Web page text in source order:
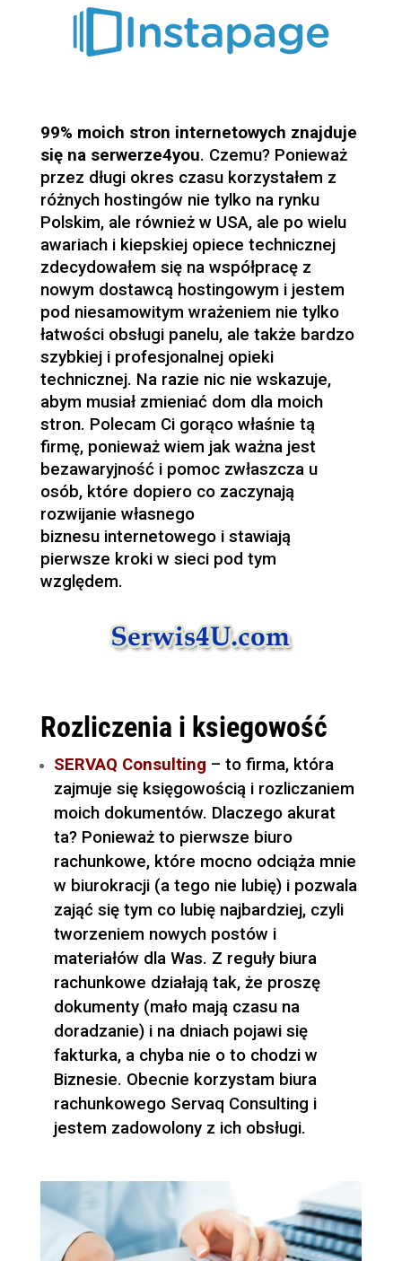
99% moich stron internetowych znajduje
się na serwerze4you. Czemu? Ponieważ
przez długi okres czasu korzystałem z
różnych hostingów nie tylko na rynku
Polskim, ale również w USA, ale po wielu
awariach i kiepskiej opiece technicznej
zdecydowałem się na współpracę z
nowym dostawcą hostingowym i jestem
pod niesamowitym wrażeniem nie tylko
łatwości obsługi panelu, ale także bardzo
szybkiej i profesjonalnej opieki
technicznej. Na razie nic nie wskazuje,
abym musiał zmieniać dom dla moich
stron. Polecam Ci gorąco właśnie tą
firmę, ponieważ wiem jak ważna jest
bezawaryjność i pomoc zwłaszcza u
osób, które dopiero co zaczynają
rozwijanie własnego
biznesu internetowego i stawiają
pierwsze kroki w sieci pod tym
względem.
Rozliczenia i ksiegowość
SERVAQ Consulting – to firma, która
zajmuje się księgowością i rozliczaniem
moich dokumentów. Dlaczego akurat
ta? Ponieważ to pierwsze biuro
rachunkowe, które mocno odciąża mnie
w biurokracji (a tego nie lubię) i pozwala
zająć się tym co lubię najbardziej, czyli
tworzeniem nowych postów i
materiałów dla Was. Z reguły biura
rachunkowe działają tak, że proszę
dokumenty (mało mają czasu na
doradzanie) i na dniach pojawi się
fakturka, a chyba nie o to chodzi w
Biznesie. Obecnie korzystam biura
rachunkowego Servaq Consulting i
jestem zadowolony z ich obsługi.